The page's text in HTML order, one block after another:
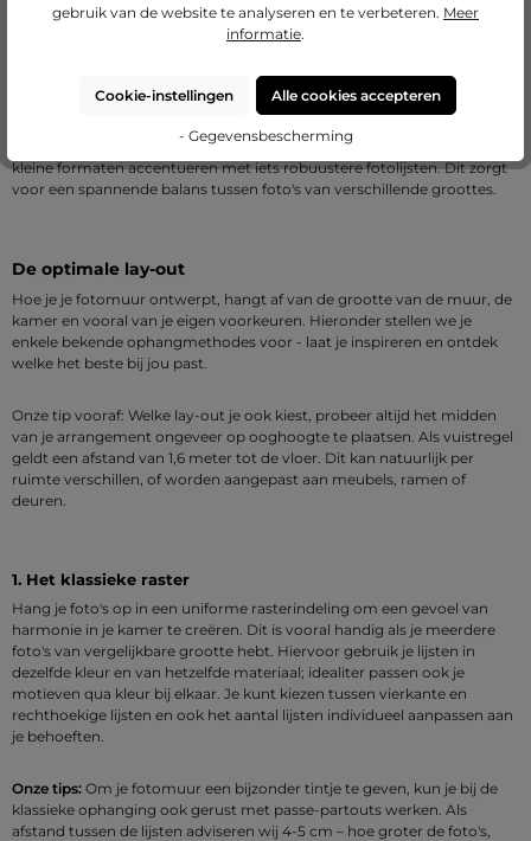
Voordat je begint, bedenk welke lijsten het beste bij elkaar passen,
om te veel van dezelfde lijsttypes naast elkaar te hangen, mocht je
verschillende stijlen willen gebruiken.
Onze tip: Terwijl je voor grote formaten slanke lijsten gebruikt, kun je
kleine formaten accentueren met iets robuustere fotolijsten. Dit zorgt
voor een spannende balans tussen foto's van verschillende groottes.
De optimale lay-out
Hoe je je fotomuur ontwerpt, hangt af van de grootte van de muur, de
kamer en vooral van je eigen voorkeuren. Hieronder stellen we je
enkele bekende ophangmethodes voor - laat je inspireren en ontdek
welke het beste bij jou past.
Onze tip vooraf: Welke lay-out je ook kiest, probeer altijd het midden
van je arrangement ongeveer op ooghoogte te plaatsen. Als vuistregel
geldt een afstand van 1,6 meter tot de vloer. Dit kan natuurlijk per
ruimte verschillen, of worden aangepast aan meubels, ramen of
deuren.
1. Het klassieke raster
Hang je foto's op in een uniforme rasterindeling om een gevoel van
harmonie in je kamer te creëren. Dit is vooral handig als je meerdere
foto's van vergelijkbare grootte hebt. Hiervoor gebruik je lijsten in
dezelfde kleur en van hetzelfde materiaal; idealiter passen ook je
motieven qua kleur bij elkaar. Je kunt kiezen tussen vierkante en
rechthoekige lijsten en ook het aantal lijsten individueel aanpassen aan
je behoeften.
Onze tips: Om je fotomuur een bijzonder tintje te geven, kun je bij de
klassieke ophanging ook gerust met passe-partouts werken. Als
afstand tussen de lijsten adviseren wij 4-5 cm – hoe groter de foto's,
gebruik van de website te analyseren en te verbeteren. Meer
informatie.
Cookie-instellingen Alle cookies accepteren
- Gegevensbescherming